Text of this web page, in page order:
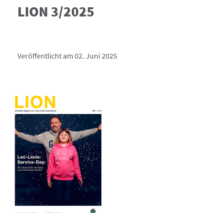
LION 3/2025
Veröffentlicht am 02. Juni 2025